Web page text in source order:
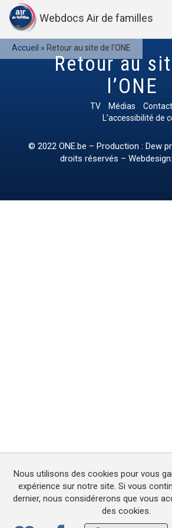
Webdocs Air de familles
Accueil » Retour au site de l’ONE
Retour au
l’ONE
TV Médias
L’accessibilité de
© 2022 ONE.be – Production : Dew
droits réservés –
Nous utilisons des cookies pour vous
expérience sur notre site. Si vous
dernier, nous considérerons que vous
des cookies.